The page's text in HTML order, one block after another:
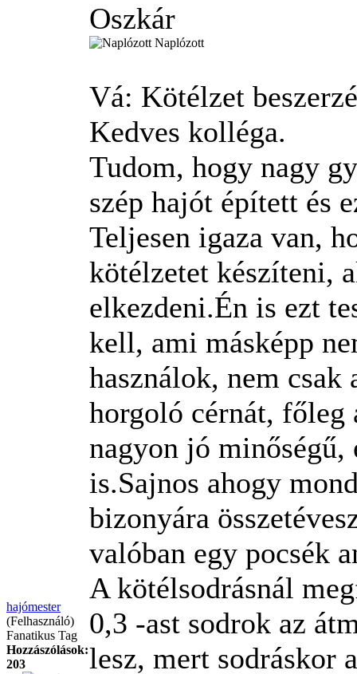
Oszkár
Naplózott
hajómester
(Felhasználó)
Fanatikus Tag
Hozzászólások:
203
Vá: Kötélzet
Kedves kolléga.
Tudom, hogy nagy
szép hajót épített és
Teljesen igaza van,
kötélzetet készíteni,
elkezdeni.Én is ezt
kell, ami másképp
használok, nem
horgoló cérnát, főleg
nagyon jó minőségű,
is.Sajnos ahogy
bizonyára
valóban egy pocsék
A kötélsodrásnál
0,3 -ast sodrok az
lesz, mert sodráskor